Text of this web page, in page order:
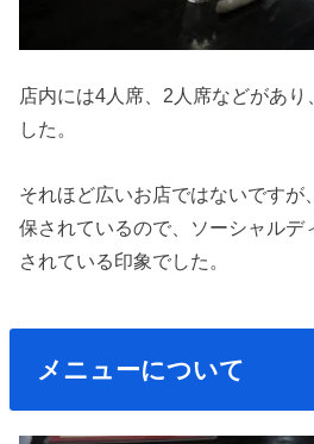
店内には4人席、2人席などがあ
した。
それほど広いお店ではないですが
保されているので、ソーシャルデ
されている印象でした。
メニューについて